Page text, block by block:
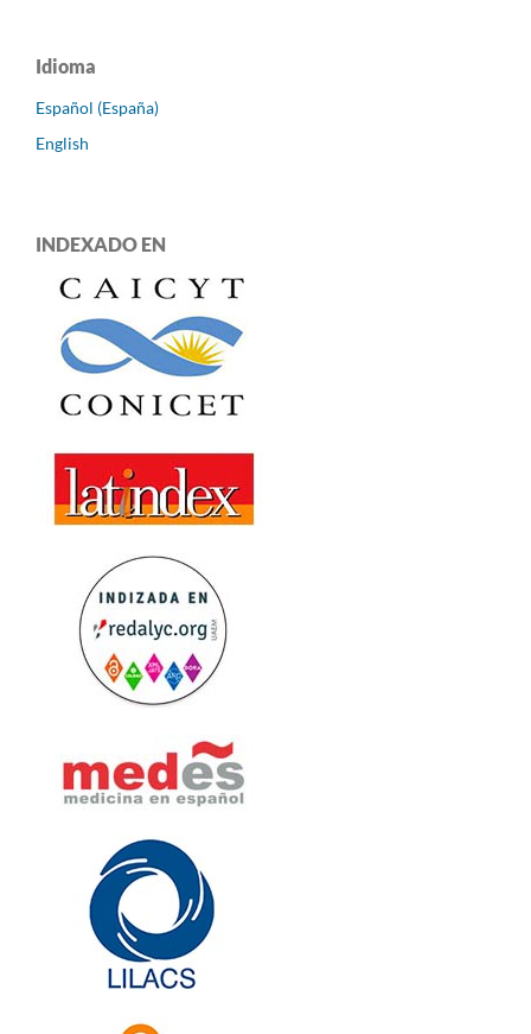
Idioma
Español (España)
English
INDEXADO EN